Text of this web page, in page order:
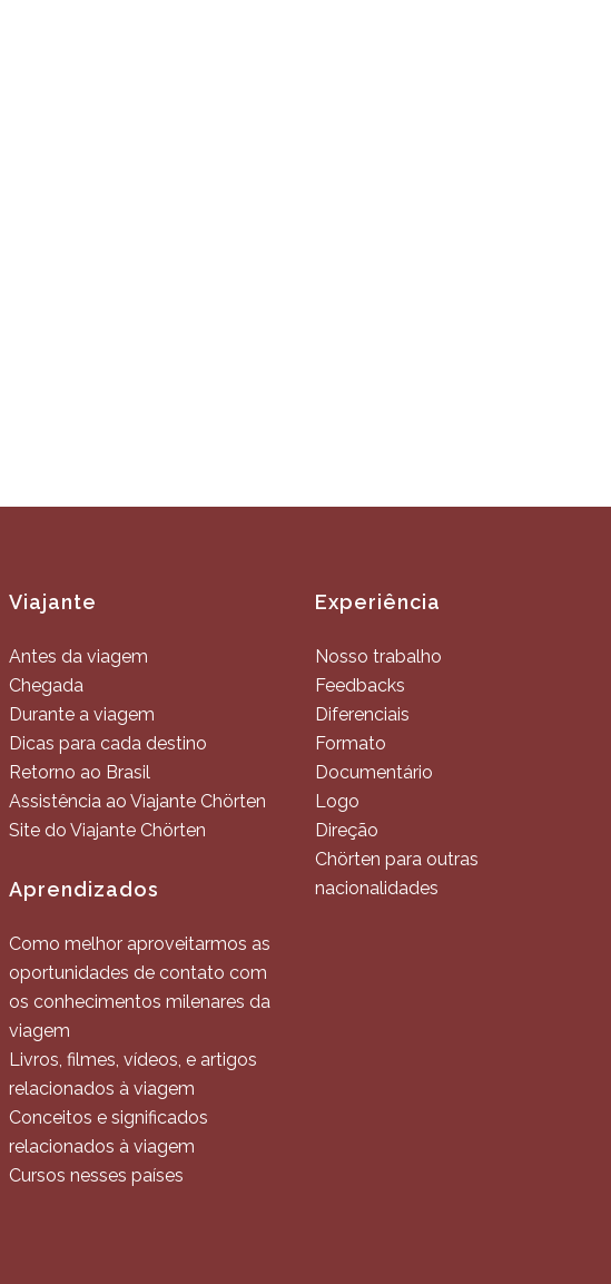
Viajante
Antes da viagem
Chegada
Durante a viagem
Dicas para cada destino
Retorno ao Brasil
Assistência ao Viajante Chörten
Site do Viajante Chörten
Aprendizados
Como melhor aproveitarmos as
oportunidades de contato com
os conhecimentos milenares da
viagem
Livros, filmes, vídeos, e artigos
relacionados à viagem
Conceitos e significados
relacionados à viagem
Cursos nesses países
Experiência
Nosso trabalho
Feedbacks
Diferenciais
Formato
Documentário
Logo
Direção
Chörten para outras
nacionalidades